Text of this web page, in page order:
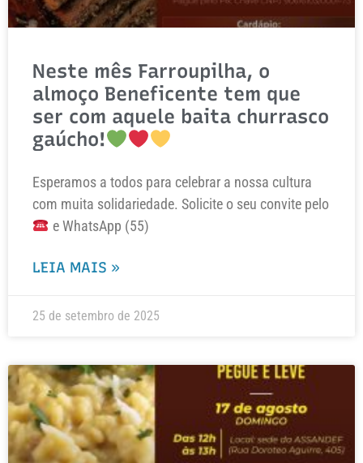
Neste mês Farroupilha, o
almoço Beneficente tem que
ser com aquele baita churrasco
gaúcho!
Esperamos a todos para celebrar a nossa cultura
com muita solidariedade. Solicite o seu convite pelo
e WhatsApp (55)
LEIA MAIS »
25 de setembro de 2025